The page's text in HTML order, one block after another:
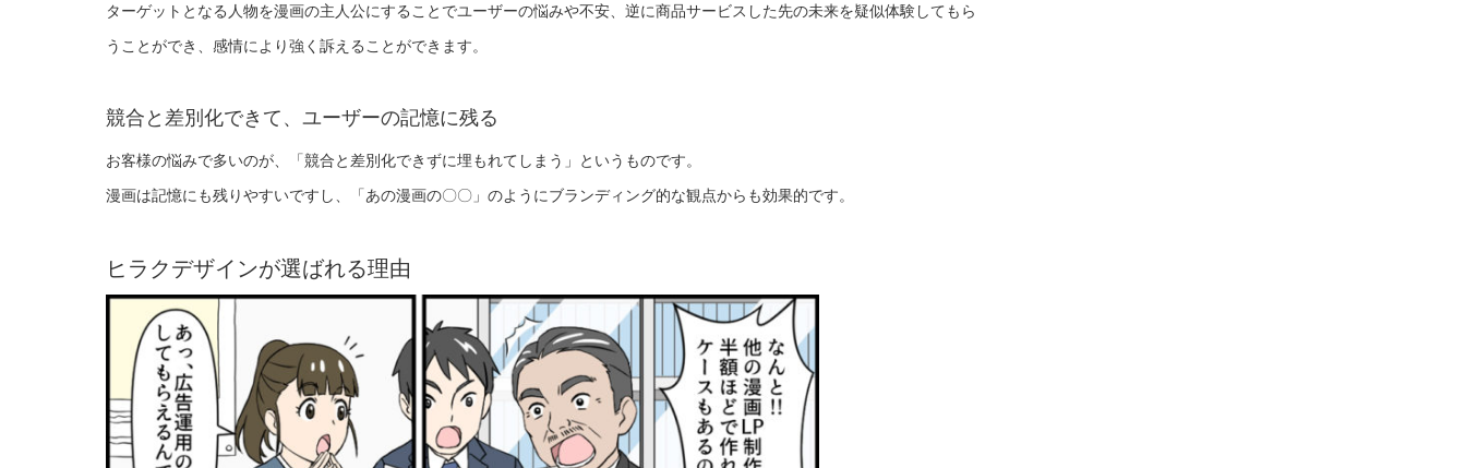
ターゲットとなる人物を漫画の主人公にすることでユーザーの悩みや不安、逆に商品サービスした先の未来を疑似体験してもら
うことができ、感情により強く訴えることができます。
競合と差別化できて、ユーザーの記憶に残る
お客様の悩みで多いのが、「競合と差別化できずに埋もれてしまう」というものです。
漫画は記憶にも残りやすいですし、「あの漫画の〇〇」のようにブランディング的な観点からも効果的です。
ヒラクデザインが選ばれる理由